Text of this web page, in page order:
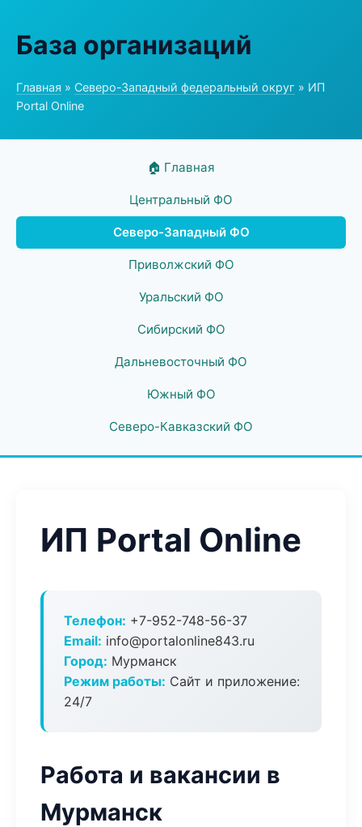
База организаций
Главная » Северо-Западный федеральный округ » ИП
Portal Online
🏠 Главная
Центральный ФО
Северо-Западный ФО
Приволжский ФО
Уральский ФО
Сибирский ФО
Дальневосточный ФО
Южный ФО
Северо-Кавказский ФО
ИП Portal Online
Телефон: +7-952-748-56-37
Email: info@portalonline843.ru
Город: Мурманск
Режим работы: Сайт и приложение:
24/7
Работа и вакансии в
Мурманск